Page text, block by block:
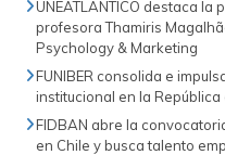
UNEATLANTICO destaca la
profesora Thamiris
Psychology & Marketing
FUNIBER consolida e
institucional en la
FIDBAN abre la
en Chile y busca talento